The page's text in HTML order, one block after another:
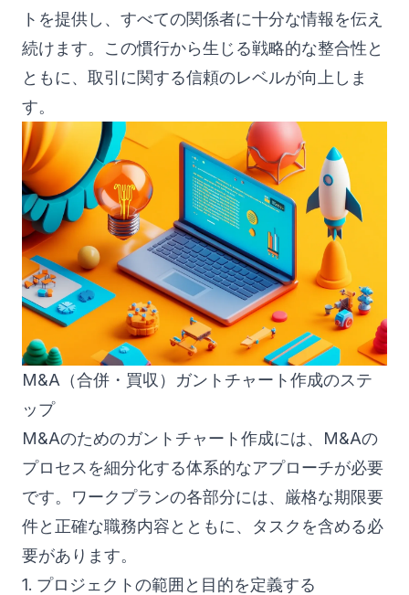
トを提供し、すべての関係者に十分な情報を伝え
続けます。この慣行から生じる戦略的な整合性と
ともに、取引に関する信頼のレベルが向上しま
す。
M&A（合併・買収）ガントチャート作成のステ
ップ
M&Aのためのガントチャート作成には、M&Aの
プロセスを細分化する体系的なアプローチが必要
です。ワークプランの各部分には、厳格な期限要
件と正確な職務内容とともに、タスクを含める必
要があります。
1. プロジェクトの範囲と目的を定義する